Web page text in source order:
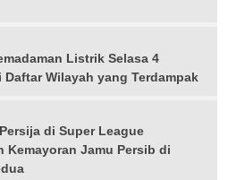
Listrik Selasa 4
Wilayah yang Terdampak
di Super League
Kemayoran Jamu Persib di